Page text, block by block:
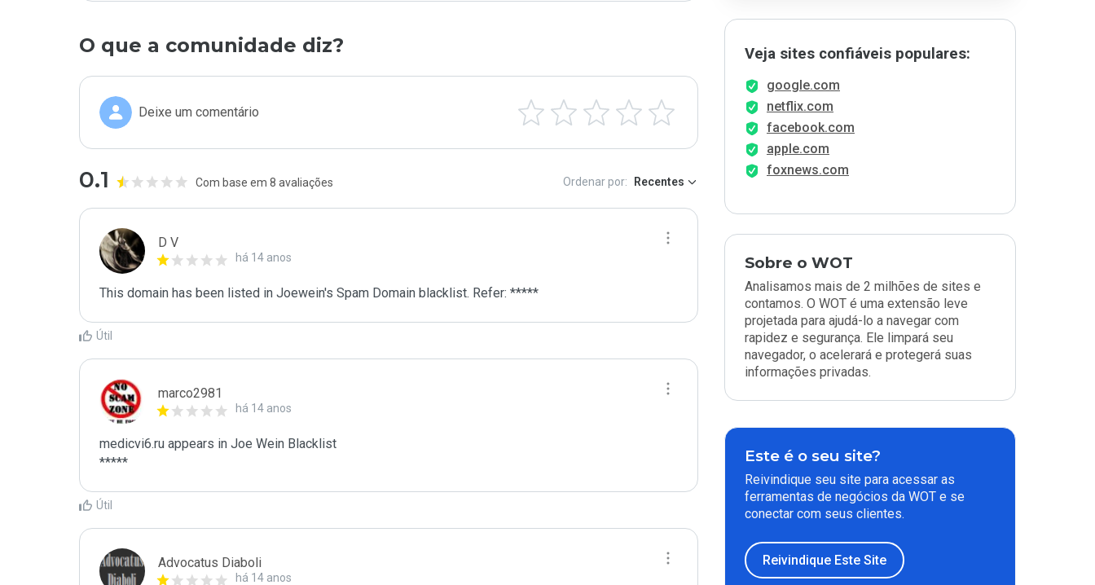
O que a comunidade diz?
Deixe um comentário
0.1 Com base em 8 avaliações Ordenar por: Recentes
D V
há 14 anos
This domain has been listed in Joewein's Spam Domain blacklist. Refer: *****
Útil
marco2981
há 14 anos
medicvi6.ru appears in Joe Wein Blacklist
*****
Útil
Advocatus Diaboli
há 14 anos
Veja sites confiáveis populares:
google.com
netflix.com
facebook.com
apple.com
foxnews.com
Sobre o WOT
Analisamos mais de 2 milhões de sites e
contamos. O WOT é uma extensão leve
projetada para ajudá-lo a navegar com
rapidez e segurança. Ele limpará seu
navegador, o acelerará e protegerá suas
informações privadas.
Este é o seu site?
Reivindique seu site para acessar as
ferramentas de negócios da WOT e se
conectar com seus clientes.
Reivindique Este Site